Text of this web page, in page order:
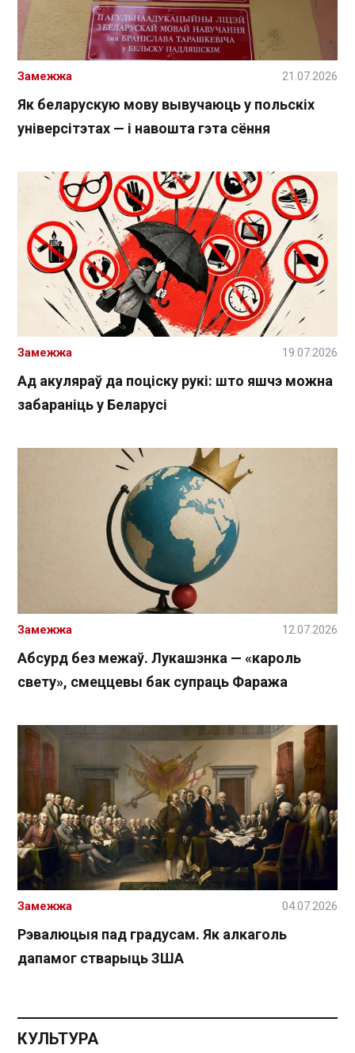
Як беларускую мову вывучаюць у польскіх
універсітэтах — і навошта гэта сёння
Замежжа 21.07.2026
Ад акуляраў да поціску рукі: што яшчэ можна
забараніць у Беларусі
Замежжа 19.07.2026
Абсурд без межаў. Лукашэнка — «кароль
свету», смеццевы бак супраць Фаража
Замежжа 12.07.2026
Рэвалюцыя пад градусам. Як алкаголь
дапамог стварыць ЗША
Замежжа 04.07.2026
КУЛЬТУРА